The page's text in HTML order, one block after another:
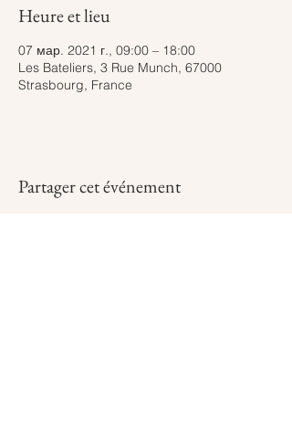
Heure et lieu
07 мар. 2021 г., 09:00 – 18:00
Les Bateliers, 3 Rue Munch, 67000
Strasbourg, France
Partager cet événement